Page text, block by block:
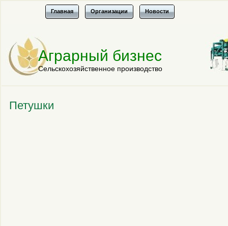
Главная Организации Новости
Аграрный бизнес
Сельскохозяйственное производство
Петушки